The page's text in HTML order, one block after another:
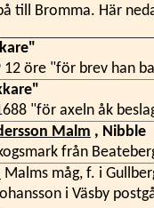
till Bromma. Här
öre "för brev han
"för axeln åk
Malm , Nibble
från
Malms måg, f. i
i Väsby